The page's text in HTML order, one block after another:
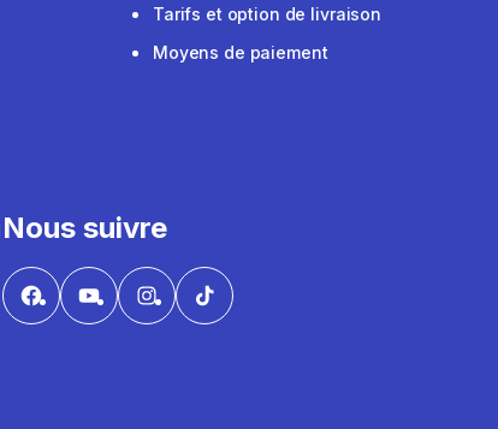
Tarifs et option de livraison
Moyens de paiement
Nous suivre